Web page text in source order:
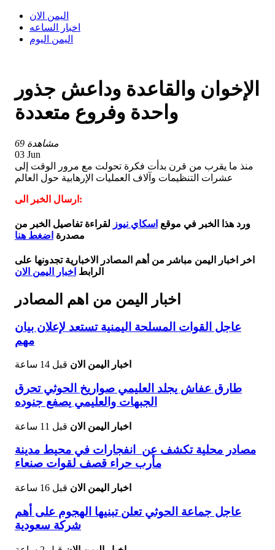
اليمن الان
اخبار الساعه
اليمن اليوم
الإخوان والقاعدة وداعش جذور
واحدة وفروع متعددة
69 مشاهدة
03 Jun
منذ ما يقرب من قرن بدأت فكرة تحولت مع مرور الوقت إلى
عشرات التنظيمات وآلاف العمليات الإرهابية حول العالم
ارسال الخبر الى:
ورد هذا الخبر في موقع اسكاي نيوز لقراءة تفاصيل الخبر من
مصدرة اضغط هنا
اخر اخبار اليمن مباشر من أهم المصادر الاخبارية تجدونها على
الرابط اخبار اليمن الان
اخبار اليمن من اهم المصادر
عاجل القوات المسلحة اليمنية تستعد لإعلان بيان
مهم
اخبار اليمن الان قبل 14 ساعة
طارق عفاش يجلد العليمي صواريخ الحوثي تحرق
الجبهات والعليمي يصفع جنوده
اخبار اليمن الان قبل 11 ساعة
مصادر محلية تكشف عن انفجارات في محيط مدينة
مأرب حراء قصف لقوات صنعاء
اخبار اليمن الان قبل 16 ساعة
عاجل جماعة الحوثي تعلن تبنيها الهجوم على أهم
شركة سعودية